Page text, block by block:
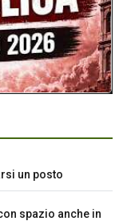
un posto
spazio anche in